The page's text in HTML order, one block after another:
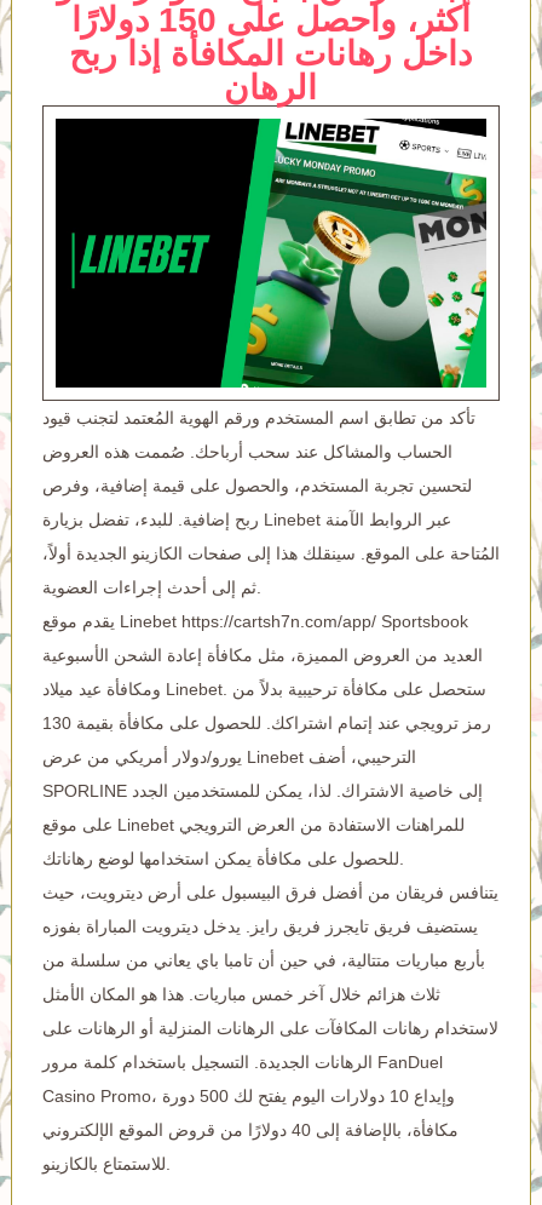
أكثر، واحصل على 150 دولارًا
داخل رهانات المكافأة إذا ربح
الرهان
تأكد من تطابق اسم المستخدم ورقم الهوية المُعتمد لتجنب قيود
الحساب والمشاكل عند سحب أرباحك. صُممت هذه العروض
لتحسين تجربة المستخدم، والحصول على قيمة إضافية، وفرص
ربح إضافية. للبدء، تفضل بزيارة Linebet عبر الروابط الآمنة
المُتاحة على الموقع. سينقلك هذا إلى صفحات الكازينو الجديدة أولاً،
ثم إلى أحدث إجراءات العضوية.
يقدم موقع Linebet https://cartsh7n.com/app/Sportsbook
العديد من العروض المميزة، مثل مكافأة إعادة الشحن الأسبوعية
ومكافأة عيد ميلاد Linebet. ستحصل على مكافأة ترحيبية بدلاً من
رمز ترويجي عند إتمام اشتراكك. للحصول على مكافأة بقيمة 130
يورو/دولار أمريكي من عرض Linebet الترحيبي، أضف
SPORLINE إلى خاصية الاشتراك. لذا، يمكن للمستخدمين الجدد
على موقع Linebet للمراهنات الاستفادة من العرض الترويجي
للحصول على مكافأة يمكن استخدامها لوضع رهاناتك.
يتنافس فريقان من أفضل فرق البيسبول على أرض ديترويت، حيث
يستضيف فريق تايجرز فريق رايز. يدخل ديترويت المباراة بفوزه
بأربع مباريات متتالية، في حين أن تامبا باي يعاني من سلسلة من
ثلاث هزائم خلال آخر خمس مباريات. هذا هو المكان الأمثل
لاستخدام رهانات المكافآت على الرهانات المنزلية أو الرهانات على
الرهانات الجديدة. التسجيل باستخدام كلمة مرور FanDuel
Casino Promo، وإيداع 10 دولارات اليوم يفتح لك 500 دورة
مكافأة، بالإضافة إلى 40 دولارًا من قروض الموقع الإلكتروني
للاستمتاع بالكازينو.